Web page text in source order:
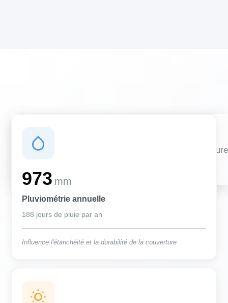
Des conditions qui influencent vos travaux de couverture
973 mm
Pluviométrie annuelle
188 jours de pluie par an
Influence l'étanchéité et la durabilité de la couverture